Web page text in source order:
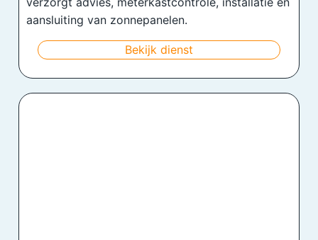
aansluiting van zonnepanelen.
Bekijk dienst